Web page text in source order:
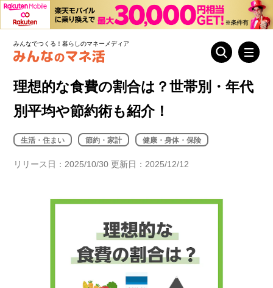
みんなでつくる！暮らしのマネーメディア
理想的な食費の割合は？世帯別・年代
別平均や節約術も紹介！
生活・住まい 節約・家計 健康・身体・保険
リリース日：2025/10/30 更新日：2025/12/12